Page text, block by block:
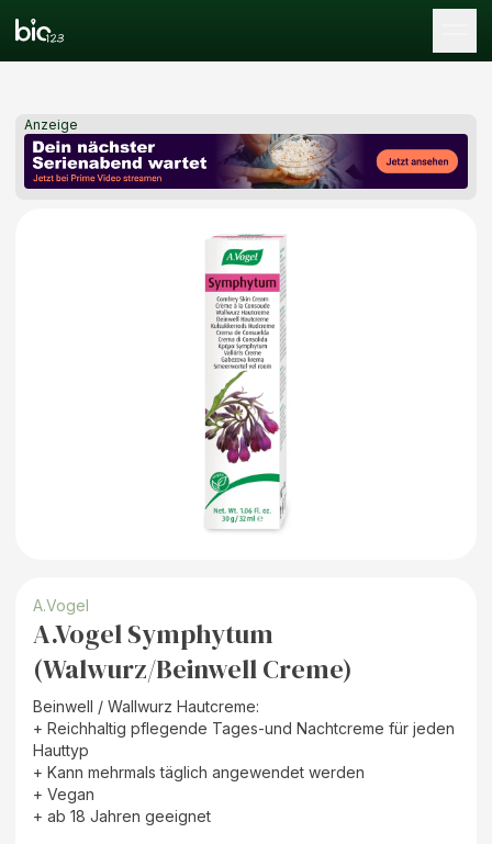
Anzeige
A.Vogel
A.Vogel Symphytum
(Walwurz/Beinwell Creme)
Beinwell / Wallwurz Hautcreme:
+ Reichhaltig pflegende Tages-und Nachtcreme für jeden
Hauttyp
+ Kann mehrmals täglich angewendet werden
+ Vegan
+ ab 18 Jahren geeignet